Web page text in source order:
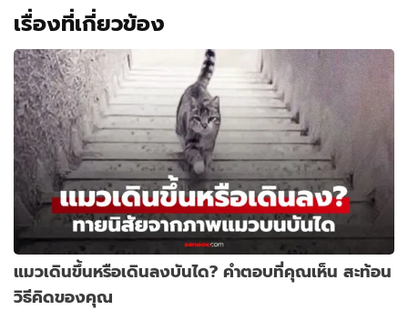
เรื่องที่เกี่ยวข้อง
แมวเดินขึ้นหรือเดินลงบันได? คำตอบที่คุณเห็น สะท้อน
วิธีคิดของคุณ